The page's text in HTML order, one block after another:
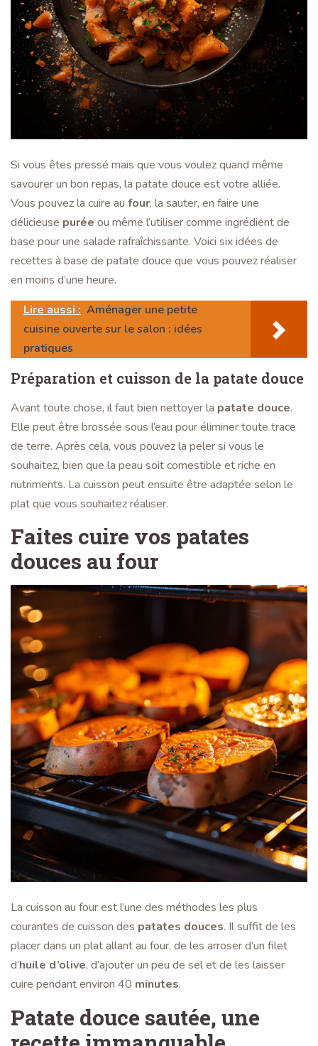
Si vous êtes pressé mais que vous voulez quand même
savourer un bon repas, la patate douce est votre alliée.
Vous pouvez la cuire au four, la sauter, en faire une
délicieuse purée ou même l’utiliser comme ingrédient de
base pour une salade rafraîchissante. Voici six idées de
recettes à base de patate douce que vous pouvez réaliser
en moins d’une heure.
Lire aussi : Aménager une petite
cuisine ouverte sur le salon : idées
pratiques
Préparation et cuisson de la patate douce
Avant toute chose, il faut bien nettoyer la patate douce.
Elle peut être brossée sous l’eau pour éliminer toute trace
de terre. Après cela, vous pouvez la peler si vous le
souhaitez, bien que la peau soit comestible et riche en
nutriments. La cuisson peut ensuite être adaptée selon le
plat que vous souhaitez réaliser.
Faites cuire vos patates
douces au four
La cuisson au four est l’une des méthodes les plus
courantes de cuisson des patates douces. Il suffit de les
placer dans un plat allant au four, de les arroser d’un filet
d’huile d’olive, d’ajouter un peu de sel et de les laisser
cuire pendant environ 40 minutes.
Patate douce sautée, une